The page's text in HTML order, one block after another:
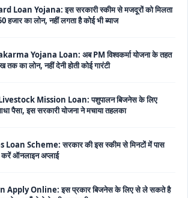
Yojana Loan: अब PM विश्वकर्मा योजना के तहत
Mission Loan: पशुपालन बिजनेस के लिए
Scheme: सरकार की इस स्कीम से मिनटों में पास
Apply Online: इस प्रकार बिजनेस के लिए से ले सकते है